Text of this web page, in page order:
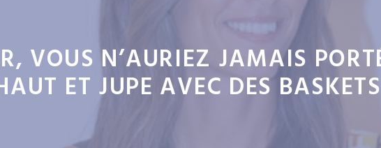
VOUS N’AURIEZ JAMAIS
ET JUPE AVEC DES BASKETS